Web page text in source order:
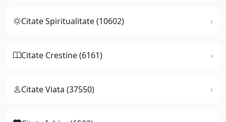
Citate Spiritualitate (10602)
Citate Crestine (6161)
Citate Viata (37550)